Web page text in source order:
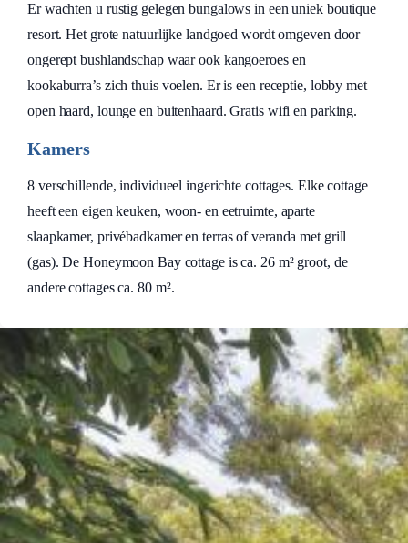
Er wachten u rustig gelegen bungalows in een uniek boutique
resort. Het grote natuurlijke landgoed wordt omgeven door
ongerept bushlandschap waar ook kangoeroes en
kookaburra’s zich thuis voelen. Er is een receptie, lobby met
open haard, lounge en buitenhaard. Gratis wifi en parking.
Kamers
8 verschillende, individueel ingerichte cottages. Elke cottage
heeft een eigen keuken, woon- en eetruimte, aparte
slaapkamer, privébadkamer en terras of veranda met grill
(gas). De Honeymoon Bay cottage is ca. 26 m² groot, de
andere cottages ca. 80 m².